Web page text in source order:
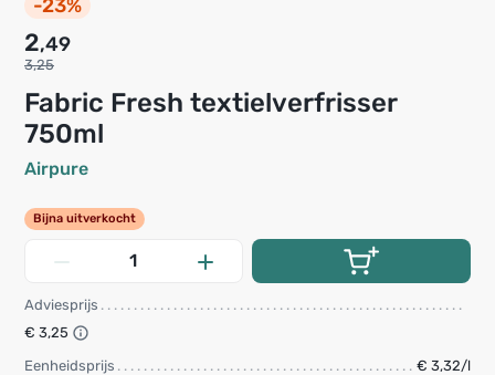
-23%
Fabric Fresh textielverfrisser
750ml
Airpure
2,49
3,25
Bijna uitverkocht
Adviesprijs
€ 3,25
Eenheidsprijs
€ 3,32/l